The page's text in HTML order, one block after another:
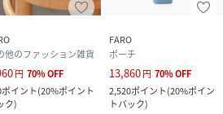
レザー(牛革)
他のファッション雑貨
円 70%OFF
ポイント(20%ポイント
ク)
FARO
ポーチ
13,860円 70%OFF
2,520ポイント(20%ポイン
トバック)